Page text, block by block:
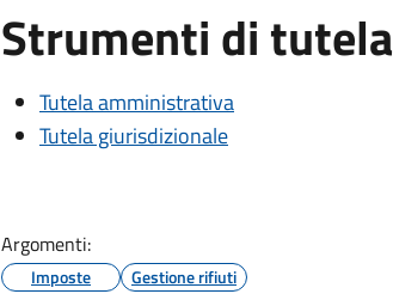
Strumenti di tutela
Tutela amministrativa
Tutela giurisdizionale
Argomenti:
Imposte Gestione rifiuti